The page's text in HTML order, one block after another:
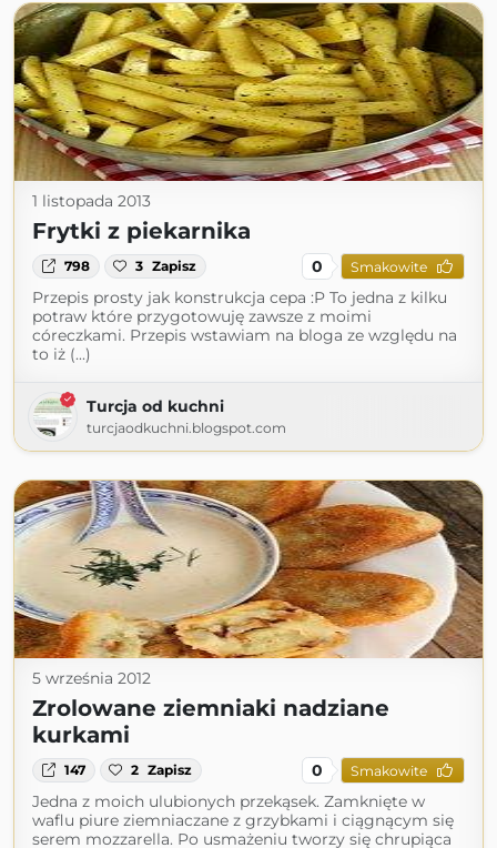
1 listopada 2013
Frytki z piekarnika
798 3 Zapisz 0 Smakowite
Przepis prosty jak konstrukcja cepa :P To jedna z kilku
potraw które przygotowuję zawsze z moimi
córeczkami. Przepis wstawiam na bloga ze względu na
to iż (...)
Turcja od kuchni
turcjaodkuchni.blogspot.com
5 września 2012
Zrolowane ziemniaki nadziane
kurkami
147 2 Zapisz 0 Smakowite
Jedna z moich ulubionych przekąsek. Zamknięte w
waflu piure ziemniaczane z grzybkami i ciągnącym się
serem mozzarella. Po usmażeniu tworzy się chrupiąca